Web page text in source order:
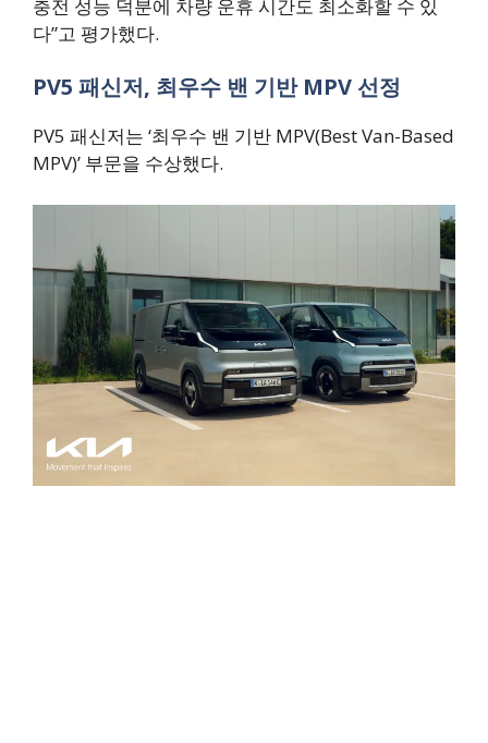
충전 성능 덕분에 차량 운휴 시간도 최소화할 수 있
다”고 평가했다.
PV5 패신저, 최우수 밴 기반 MPV 선정
PV5 패신저는 ‘최우수 밴 기반 MPV(Best Van-Based
MPV)’ 부문을 수상했다.